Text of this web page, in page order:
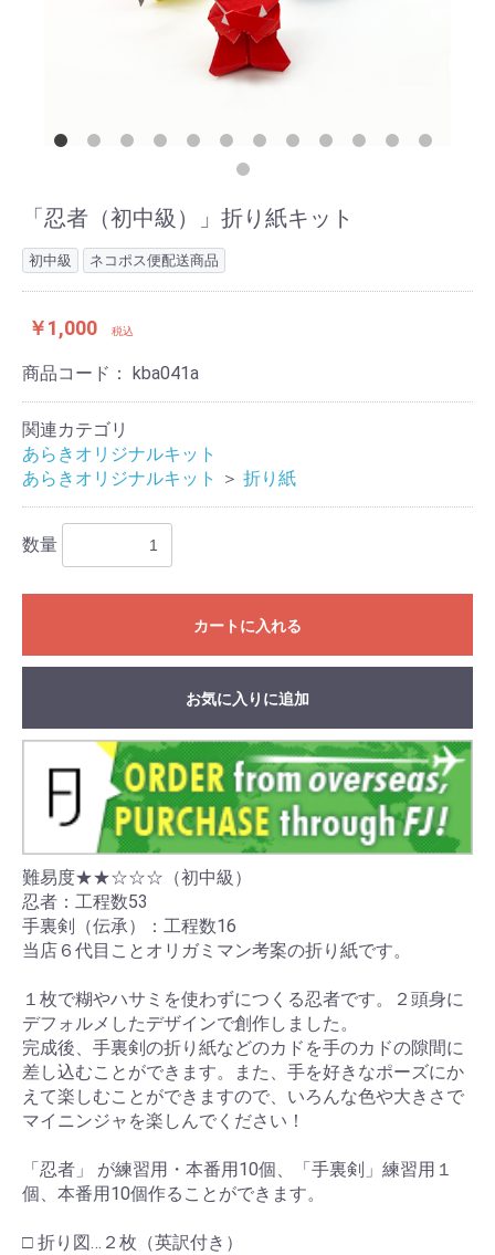
「忍者（初中級）」折り紙キット
初中級 ネコポス便配送商品
￥1,000 税込
商品コード： kba041a
関連カテゴリ
あらきオリジナルキット
あらきオリジナルキット
＞ 折り紙
数量
カートに入れる
お気に入りに追加
難易度★★☆☆☆（初中級）
忍者：工程数53
手裏剣（伝承）：工程数16
当店６代目ことオリガミマン考案の折り紙です。
１枚で糊やハサミを使わずにつくる忍者です。２頭身に
デフォルメしたデザインで創作しました。
完成後、手裏剣の折り紙などのカドを手のカドの隙間に
差し込むことができます。また、手を好きなポーズにか
えて楽しむことができますので、いろんな色や大きさで
マイニンジャを楽しんでください！
「忍者」 が練習用・本番用10個、「手裏剣」練習用１
個、本番用10個作ることができます。
□ 折り図…２枚（英訳付き）